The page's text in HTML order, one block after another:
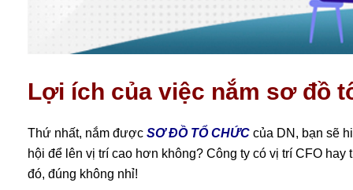
Lợi ích của việc nắm sơ đồ
Thứ nhất, nắm được SƠ ĐỒ TỔ CHỨC của DN, bạn sẽ
hội để lên vị trí cao hơn không? Công ty có vị trí CFO
đó, đúng không nhỉ!